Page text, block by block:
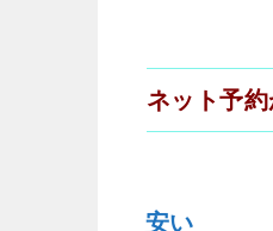
ネット予
安い